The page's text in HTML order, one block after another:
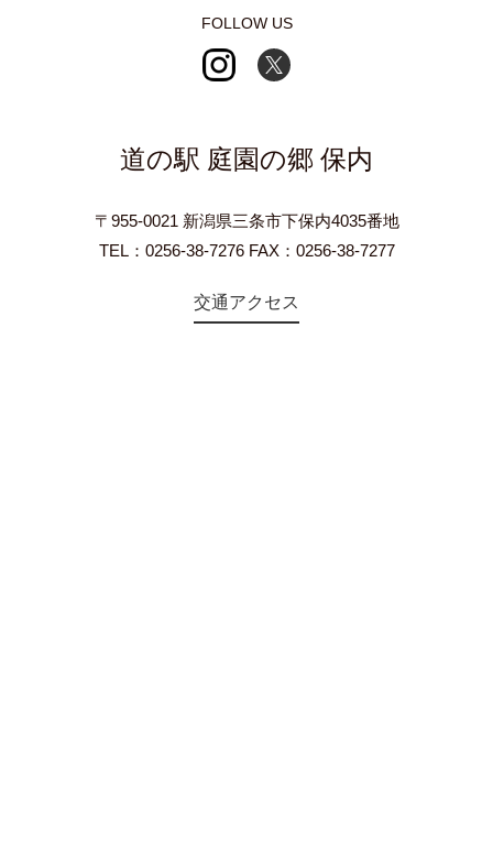
FOLLOW US
道の駅 庭園の郷 保内
〒955-0021 新潟県三条市下保内4035番地
TEL：0256-38-7276 FAX：0256-38-7277
交通アクセス